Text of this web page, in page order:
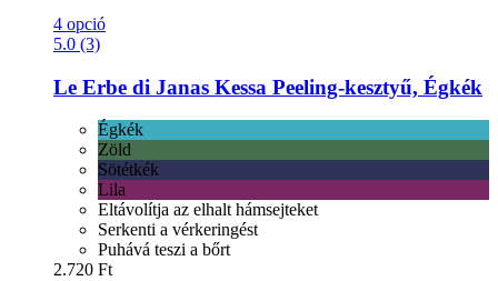
4 opció
5.0 (3)
Le Erbe di Janas Kessa Peeling-​kesztyű, Égkék
Égkék
Zöld
Sötétkék
Lila
Eltávolítja az elhalt hámsejteket
Serkenti a vérkeringést
Puhává teszi a bőrt
2.720 Ft